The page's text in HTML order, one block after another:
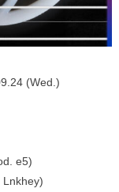
(Wed.)
e5)
Lnkhey)